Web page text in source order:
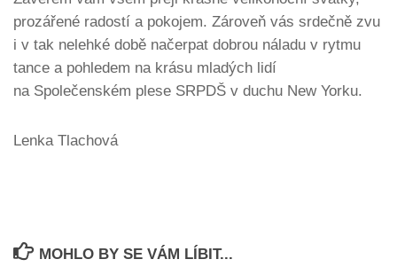
prozářené radostí a pokojem. Zároveň vás srdečně zvu
i v tak nelehké době načerpat dobrou náladu v rytmu
tance a pohledem na krásu mladých lidí
na Společenském plese SRPDŠ v duchu New Yorku.
Lenka Tlachová
MOHLO BY SE VÁM LÍBIT...